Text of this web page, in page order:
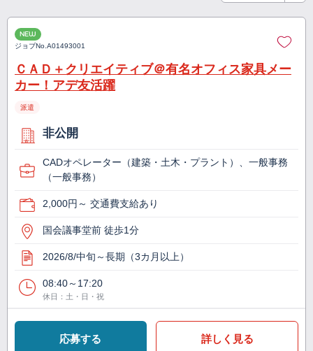
NEW
ジョブNo.A01493001
ＣＡＤ＋クリエイティブ＠有名オフィス家具メー
カー！アデ友活躍
派遣
非公開
CADオペレーター（建築・土木・プラント）、一般事務
（一般事務）
2,000円～ 交通費支給あり
国会議事堂前 徒歩1分
2026/8/中旬～長期（3カ月以上）
08:40～17:20
休日：土・日・祝
応募する 詳しく見る